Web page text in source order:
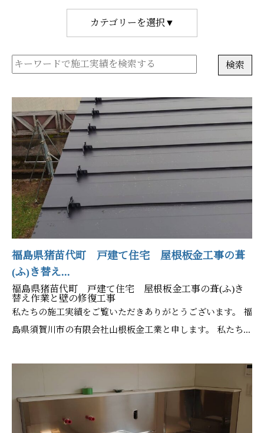
カテゴリーを選択▼
福島県猪苗代町 戸建て住宅 屋根板金工事の葺
(ふ)き替え...
福島県猪苗代町 戸建て住宅 屋根板金工事の葺(ふ)き
替え作業と壁の修復工事
私たちの施工実績をご覧いただきありがとうございます。 福
島県須賀川市の有限会社山根板金工業と申します。 私たち...